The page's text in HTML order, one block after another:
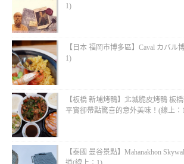
1)
【日本 福岡市博多區】Caval カバル
1)
【板橋 新埔烤鴨】北城脆皮烤鴨 板
平實卻帶點驚喜的意外美味！(線上：
【泰國 曼谷景點】Mahanakhon